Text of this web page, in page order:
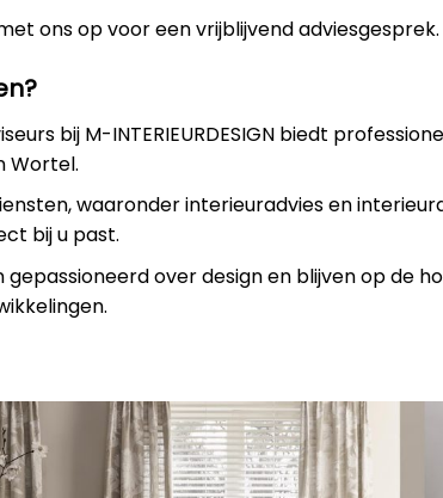
ons op voor een vrijblijvend adviesgesprek.
bij M-INTERIEURDESIGN biedt
Wortel.
waaronder interieuradvies en
bij u past.
gepassioneerd over design en blijven op de